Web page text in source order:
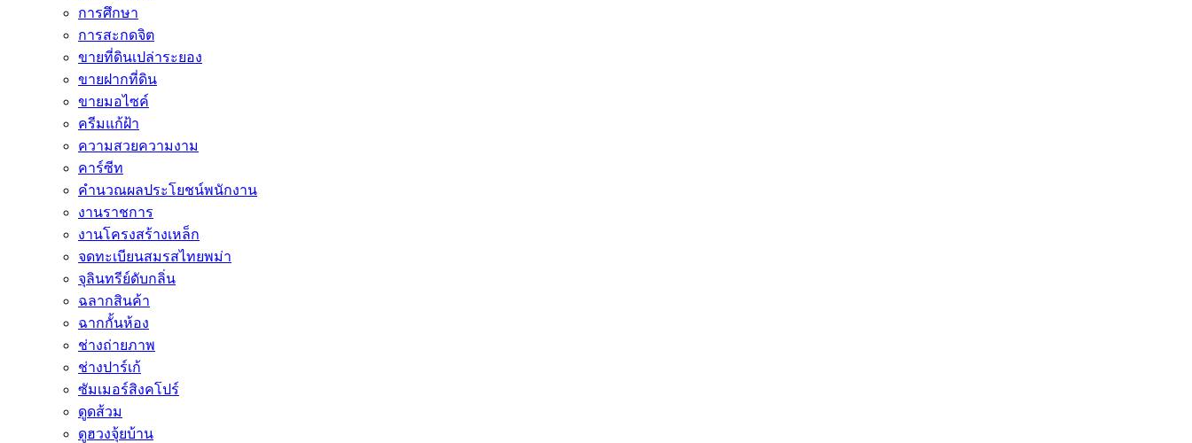
การศึกษา
การสะกดจิต
ขายที่ดินเปล่าระยอง
ขายฝากที่ดิน
ขายมอไซค์
ครีมแก้ฝ้า
ความสวยความงาม
คาร์ซีท
คำนวณผลประโยชน์พนักงาน
งานราชการ
งานโครงสร้างเหล็ก
จดทะเบียนสมรสไทยพม่า
จุลินทรีย์ดับกลิ่น
ฉลากสินค้า
ฉากกั้นห้อง
ช่างถ่ายภาพ
ช่างปาร์เก้
ซัมเมอร์สิงคโปร์
ดูดส้วม
ดูฮวงจุ้ยบ้าน